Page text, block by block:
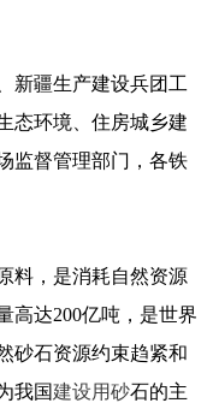
新疆生产建设兵团工
态环境、住房城乡建
监督管理部门，各铁
料，是消耗自然资源
高达200亿吨，是世界
砂石资源约束趋紧和
我国建设用砂石的主